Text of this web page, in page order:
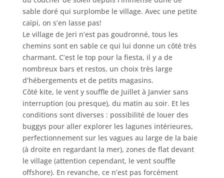
sable doré qui surplombe le village. Avec une petite
caïpi, on s’en lasse pas!
Le village de Jeri n’est pas goudronné, tous les
chemins sont en sable ce qui lui donne un côté très
charmant. C’est le top pour la fiesta, il y a de
nombreux bars et restos, un choix très large
d’hébergements et de petits magasins.
Côté kite, le vent y souffle de Juillet à Janvier sans
interruption (ou presque), du matin au soir. Et les
conditions sont diverses : possibilité de louer des
buggys pour aller explorer les lagunes intérieures,
perfectionnement sur les vagues au large de la baie
(à droite en regardant la mer), zones de flat devant
le village (attention cependant, le vent souffle
offshore). En revanche, ce n’est pas forcément